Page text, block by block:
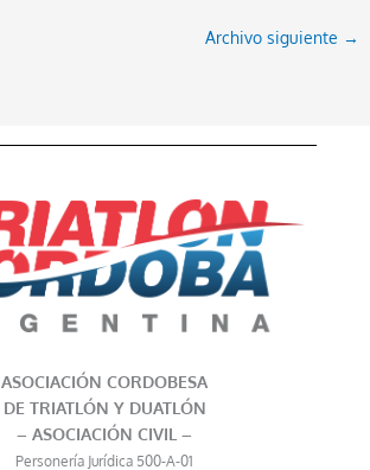
Archivo siguiente →
ASOCIACIÓN CORDOBESA
DE TRIATLÓN Y DUATLÓN
– ASOCIACIÓN CIVIL –
Personería Jurídica 500-A-01